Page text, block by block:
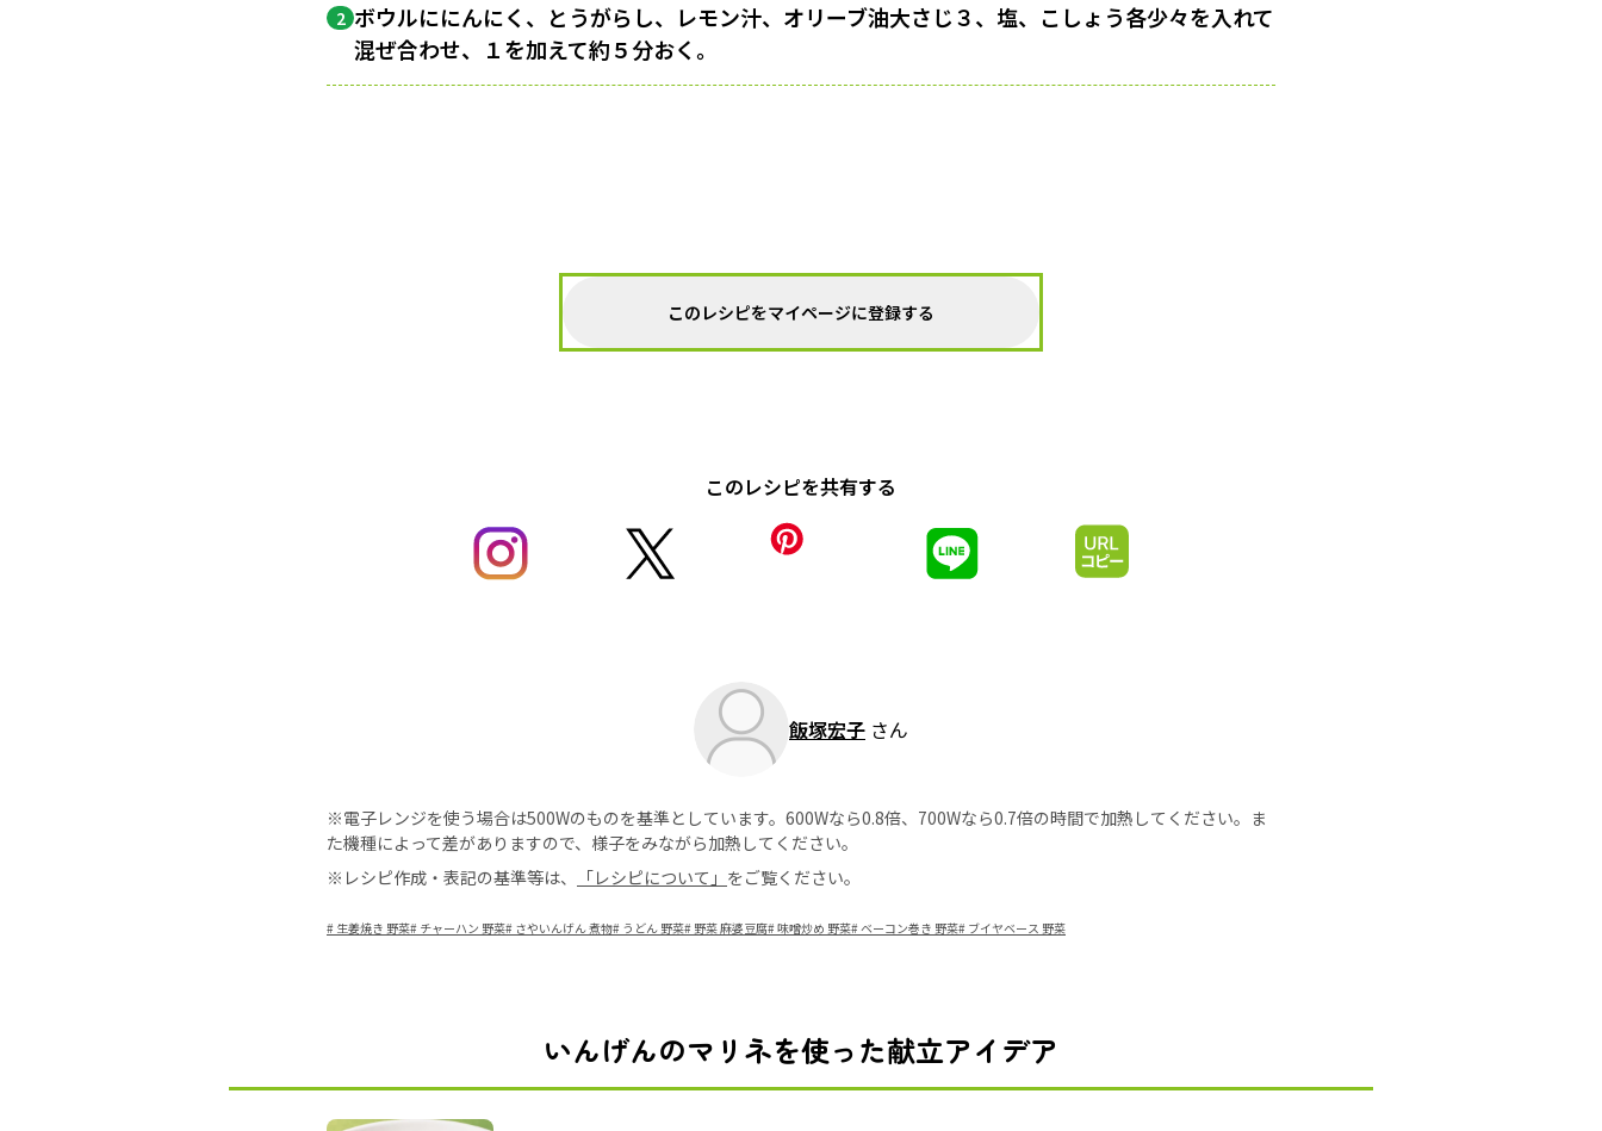
2 ボウルににんにく、とうがらし、レモン汁、オリーブ油大さじ３、塩、こしょう各少々を入れて
混ぜ合わせ、１を加えて約５分おく。
このレシピをマイページに登録する
このレシピを共有する
飯塚宏子 さん
※電子レンジを使う場合は500Wのものを基準としています。600Wなら0.8倍、700Wなら0.7倍の時間で加熱してください。ま
た機種によって差がありますので、様子をみながら加熱してください。
※レシピ作成・表記の基準等は、
「レシピについて」 をご覧ください。
# 生姜焼き 野菜# チャーハン 野菜# さやいんげん 煮物# うどん 野菜# 野菜 麻婆豆腐#味噌炒め 野菜#ベーコン巻き 野菜# ブイヤベース 野菜
いんげんのマリネを使った献立アイデア